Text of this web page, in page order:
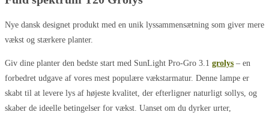
Nye dansk designet produkt med en unik lyssammensætning som giver mere
vækst og stærkere planter.
Giv dine planter den bedste start med SunLight Pro-Gro 3.1 grolys – en
forbedret udgave af vores mest populære vækstarmatur. Denne lampe er
skabt til at levere lys af højeste kvalitet, der efterligner naturligt sollys, og
skaber de ideelle betingelser for vækst. Uanset om du dyrker urter,